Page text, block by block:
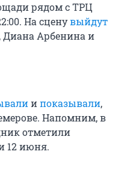
рядом с ТРЦ
На сценувыйдут
Диана Арбенина и
ипоказывали,
Напомним, в
отметили
12 июня.